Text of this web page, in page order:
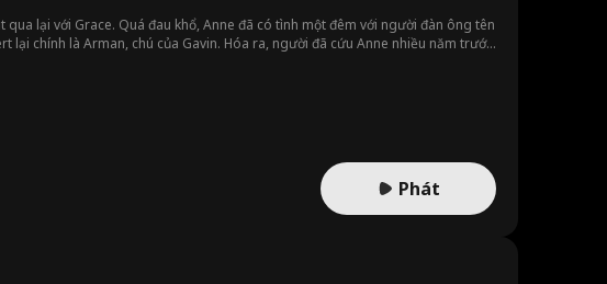
lại với Grace. Quá đau khổ, Anne đã có tình một đêm với người đàn ông tên
chính là Arman, chú của Gavin. Hóa ra, người đã cứu Anne nhiều năm trước
Phát